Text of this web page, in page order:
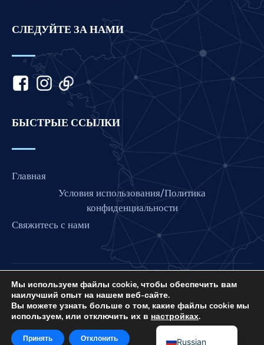
СЛЕДУЙТЕ ЗА НАМИ
БЫСТРЫЕ ССЫЛКИ
Главная
Условия использования/Политика
конфиденциальности
Свяжитесь с нами
Love France — это проект International Prayer
Connect, некоммерческой организации US 501 (C) (3),
EIN: 85-3845307.
© 2026. Все права защищены. Сайт от
IPC Media
Мы используем файлы cookie, чтобы обеспечить вам
наилучший опыт на нашем веб-сайте.
Вы можете узнать больше о том, какие файлы cookie мы
используем, или отключить их в настройках.
Принять Отклонить Russian
English
Afrikaans
Arabic
Bengali
Finnish
Italian
Japanese
Kannada
Korean